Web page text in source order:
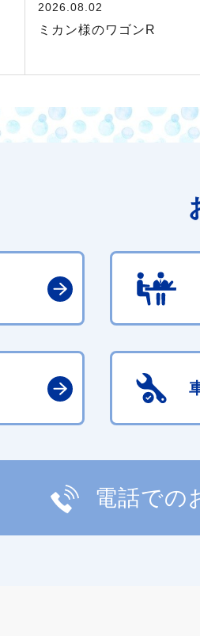
2026.08.02
ミカン様のワゴンR
電話での